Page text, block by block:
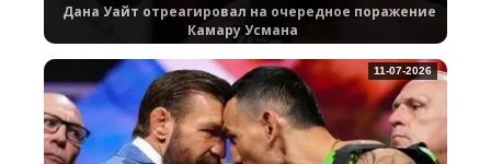
Дана Уайт отреагировал на очередное поражение
Камару Усмана
11-07-2026